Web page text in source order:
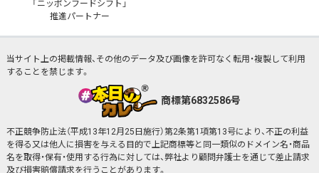
「ニッポンフードシフト」
推進パートナー
当サイト上の掲載情報、その他のデータ及び画像を許可なく転用・複製して利用
することを禁じます。
商標第6832586号
不正競争防止法（平成13年12月25日施行）第2条第1項第13号により、不正の利益
を得る又は他人に損害を与える目的で上記商標等と同一類似のドメイン名・商品
名を取得・保有・使用する行為に対しては、弊社より顧問弁護士を通じて差止請求
及び損害賠償請求を行うことがあります。